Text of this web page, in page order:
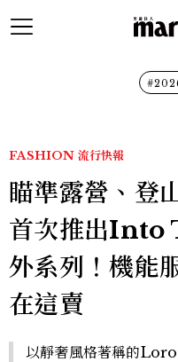
FASHION 流行快報
瞄準露營、
首次推出
外系列！機能
在這賣
以靜奢風格著稱的